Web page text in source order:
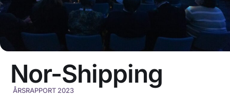
Nor-Shipping
ÅRSRAPPORT 2023